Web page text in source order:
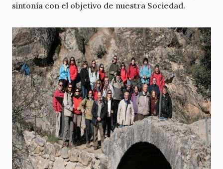
sintonía con el objetivo de nuestra Sociedad.